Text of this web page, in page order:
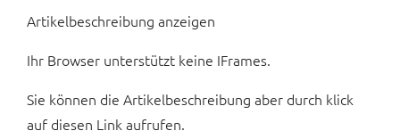
Artikelbeschreibung anzeigen
Ihr Browser unterstützt keine IFrames.
Sie können die Artikelbeschreibung aber durch klick
auf diesen Link aufrufen.